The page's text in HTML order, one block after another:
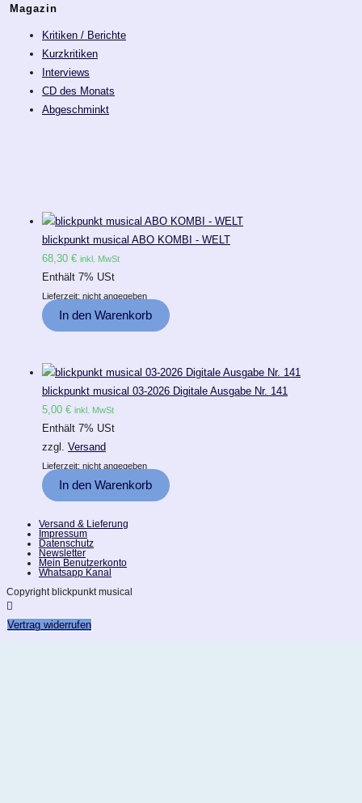
Magazin
Kritiken / Berichte
Kurzkritiken
Interviews
CD des Monats
Abgeschminkt
blickpunkt musical ABO KOMBI - WELT
68,30 € inkl. MwSt
Enthält 7% USt
Lieferzeit: nicht angegeben
In den Warenkorb
blickpunkt musical 03-2026 Digitale Ausgabe Nr. 141
5,00 € inkl. MwSt
Enthält 7% USt
zzgl. Versand
Lieferzeit: nicht angegeben
In den Warenkorb
Versand & Lieferung
Impressum
Datenschutz
Newsletter
Mein Benutzerkonto
Whatsapp Kanal
Copyright blickpunkt musical
Vertrag widerrufen